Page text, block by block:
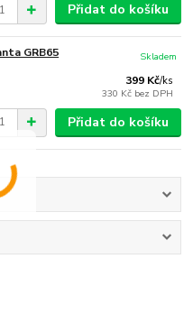
Přidat do košíku
GRB65
399 Kč/ks
330 Kč bez DPH
Skladem
Přidat do košíku